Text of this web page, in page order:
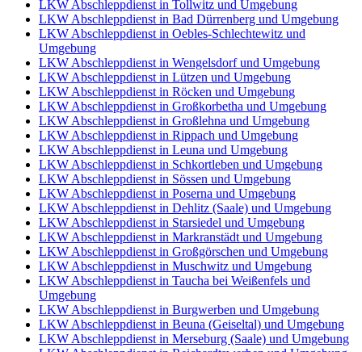
LKW Abschleppdienst in Tollwitz und Umgebung
LKW Abschleppdienst in Bad Dürrenberg und Umgebung
LKW Abschleppdienst in Oebles-Schlechtewitz und
Umgebung
LKW Abschleppdienst in Wengelsdorf und Umgebung
LKW Abschleppdienst in Lützen und Umgebung
LKW Abschleppdienst in Röcken und Umgebung
LKW Abschleppdienst in Großkorbetha und Umgebung
LKW Abschleppdienst in Großlehna und Umgebung
LKW Abschleppdienst in Rippach und Umgebung
LKW Abschleppdienst in Leuna und Umgebung
LKW Abschleppdienst in Schkortleben und Umgebung
LKW Abschleppdienst in Sössen und Umgebung
LKW Abschleppdienst in Poserna und Umgebung
LKW Abschleppdienst in Dehlitz (Saale) und Umgebung
LKW Abschleppdienst in Starsiedel und Umgebung
LKW Abschleppdienst in Markranstädt und Umgebung
LKW Abschleppdienst in Großgörschen und Umgebung
LKW Abschleppdienst in Muschwitz und Umgebung
LKW Abschleppdienst in Taucha bei Weißenfels und
Umgebung
LKW Abschleppdienst in Burgwerben und Umgebung
LKW Abschleppdienst in Beuna (Geiseltal) und Umgebung
LKW Abschleppdienst in Merseburg (Saale) und Umgebung